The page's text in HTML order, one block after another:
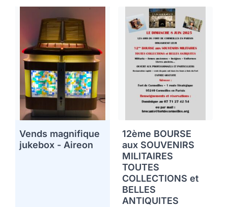
Vends magnifique
jukebox - Aireon
12ème BOURSE
aux SOUVENIRS
MILITAIRES
TOUTES
COLLECTIONS et
BELLES
ANTIQUITES